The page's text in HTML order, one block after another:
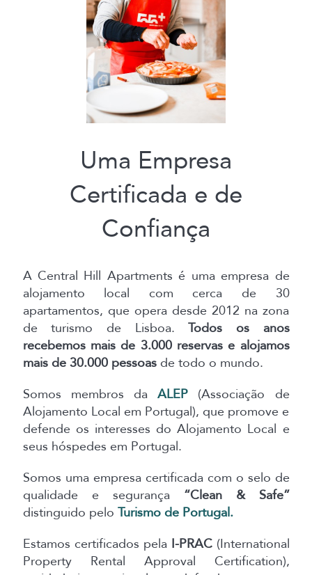
Uma Empresa
Certificada e de
Confiança
A Central Hill Apartments é uma empresa de
alojamento local com cerca de 30
apartamentos, que opera desde 2012 na zona
de turismo de Lisboa.Todos os anos
recebemos mais de 3.000 reservas e alojamos
mais de 30.000 pessoasde todo o mundo.
Somos membros daALEP (Associação de
Alojamento Local em Portugal), que promove e
defende os interesses do Alojamento Local e
seus hóspedes em Portugal.
Somos uma empresa certificada com o selo de
qualidade e segurança “Clean & Safe”
distinguido pelo Turismo de Portugal.
Estamos certificados pela I-PRAC(International
Property Rental Approval Certification),